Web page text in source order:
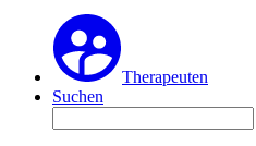
Therapeuten
Suchen